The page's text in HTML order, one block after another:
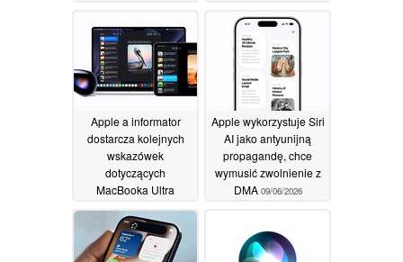
Apple a informator
dostarcza kolejnych
wskazówek
dotyczących
MacBooka Ultra
12/06/2026
Apple wykorzystuje Siri
AI jako antyunijną
propagandę, chce
wymusić zwolnienie z
DMA 09/06/2026